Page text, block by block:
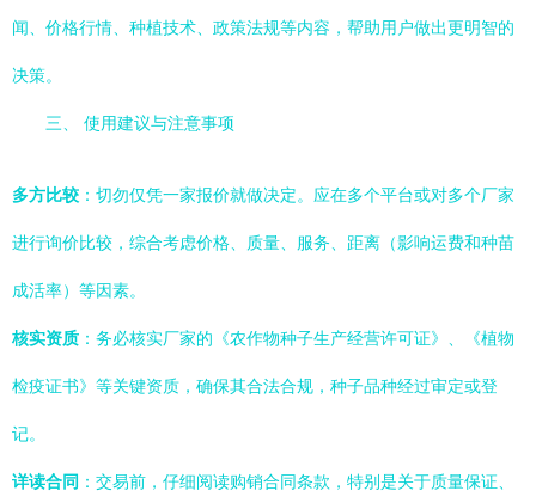
闻、价格行情、种植技术、政策法规等内容，帮助用户做出更明智的
决策。
三、 使用建议与注意事项
多方比较 ：切勿仅凭一家报价就做决定。应在多个平台或对多个厂家
进行询价比较，综合考虑价格、质量、服务、距离（影响运费和种苗
成活率）等因素。
核实资质 ：务必核实厂家的《农作物种子生产经营许可证》、《植物
检疫证书》等关键资质，确保其合法合规，种子品种经过审定或登
记。
详读合同 ：交易前，仔细阅读购销合同条款，特别是关于质量保证、